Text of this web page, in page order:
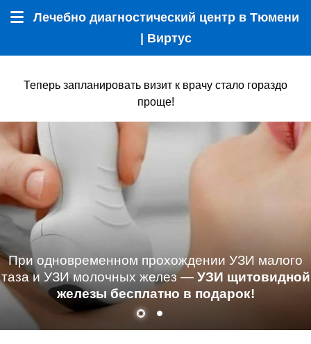
Лечебно диагностический центр в Тюмени
| Виртус
Теперь запланировать визит к врачу стало гораздо
проще!
При одновременном прохождении УЗИ малого
таза и УЗИ молочных желез — УЗИ щитовидной
железы бесплатно в подарок!